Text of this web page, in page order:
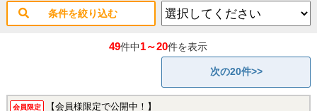
条件を絞り込む
49件中1～20件を表示
次の20件>>
会員限定 【会員様限定で公開中！】